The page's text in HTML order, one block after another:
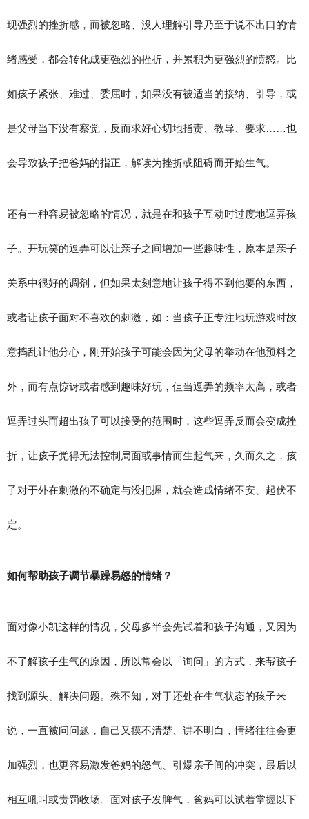
现强烈的挫折感，而被忽略、没人理解引导乃至于说不出口的情
绪感受，都会转化成更强烈的挫折，并累积为更强烈的愤怒。比
如孩子紧张、难过、委屈时，如果没有被适当的接纳、引导，或
是父母当下没有察觉，反而求好心切地指责、教导、要求……也
会导致孩子把爸妈的指正，解读为挫折或阻碍而开始生气。
还有一种容易被忽略的情况，就是在和孩子互动时过度地逗弄孩
子。开玩笑的逗弄可以让亲子之间增加一些趣味性，原本是亲子
关系中很好的调剂，但如果太刻意地让孩子得不到他要的东西，
或者让孩子面对不喜欢的刺激，如：当孩子正专注地玩游戏时故
意捣乱让他分心，刚开始孩子可能会因为父母的举动在他预料之
外，而有点惊讶或者感到趣味好玩，但当逗弄的频率太高，或者
逗弄过头而超出孩子可以接受的范围时，这些逗弄反而会变成挫
折，让孩子觉得无法控制局面或事情而生起气来，久而久之，孩
子对于外在刺激的不确定与没把握，就会造成情绪不安、起伏不
定。
如何帮助孩子调节暴躁易怒的情绪？
面对像小凯这样的情况，父母多半会先试着和孩子沟通，又因为
不了解孩子生气的原因，所以常会以「询问」的方式，来帮孩子
找到源头、解决问题。殊不知，对于还处在生气状态的孩子来
说，一直被问问题，自己又摸不清楚、讲不明白，情绪往往会更
加强烈，也更容易激发爸妈的怒气、引爆亲子间的冲突，最后以
相互吼叫或责罚收场。面对孩子发脾气，爸妈可以试着掌握以下